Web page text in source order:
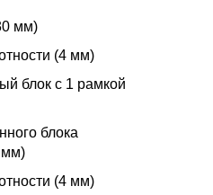
мм)
(4 мм)
блок с 1 рамкой
блока
мм)
(4 мм)